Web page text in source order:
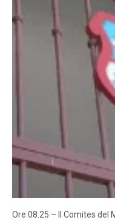
Ore 08.25 – Il Comites del